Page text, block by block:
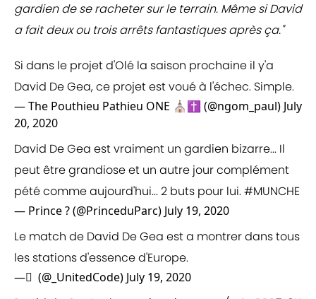
gardien de se racheter sur le terrain. Même si David
a fait deux ou trois arrêts fantastiques après ça."
Si dans le projet d'Olé la saison prochaine il y'a
David De Gea, ce projet est voué à l'échec. Simple.
— The Pouthieu Pathieu ONE ⛪✝ (@ngom_paul) July
20, 2020
David De Gea est vraiment un gardien bizarre... Il
peut être grandiose et un autre jour complément
pété comme aujourd'hui... 2 buts pour lui.#MUNCHE
— Prince ? (@PrinceduParc) July 19, 2020
Le match de David De Gea est a montrer dans tous
les stations d'essence d'Europe.
— َ (@_UnitedCode) July 19, 2020